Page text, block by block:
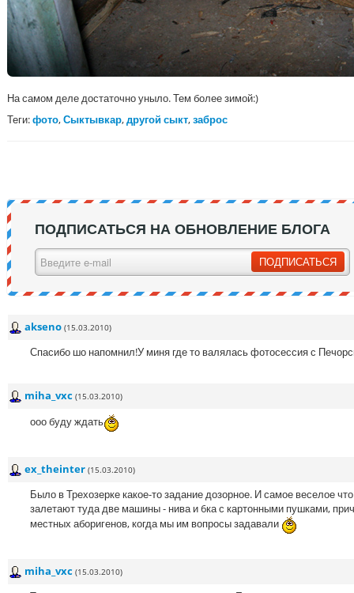
На самом деле достаточно уныло. Тем более зимой:)
Теги:фото,Сыктывкар,другой сыкт,заброс
ПОДПИСАТЬСЯ НА ОБНОВЛЕНИЕ БЛОГА
akseno (15.03.2010)
Спасибо шо напомнил!У миня где то валялась фотосессия с
miha_vxc (15.03.2010)
ооо буду ждать
ex_theinter (15.03.2010)
Было в Трехозерке какое-то задание дозорное. И самое веселое
залетают туда две машины - нива и 6ка с картонными пушками,
местных аборигенов, когда мы им вопросы задавали
miha_vxc (15.03.2010)